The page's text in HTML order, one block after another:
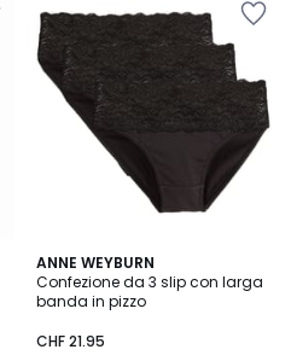
ANNE WEYBURN
Confezione da 3 slip con larga
banda in pizzo
CHF 21.95
4.6
/ 5
2
Colori